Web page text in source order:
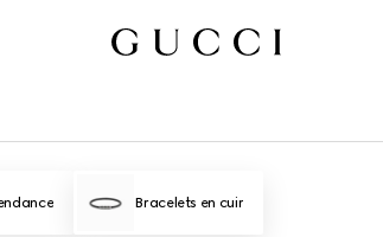
Bracelets en cuir